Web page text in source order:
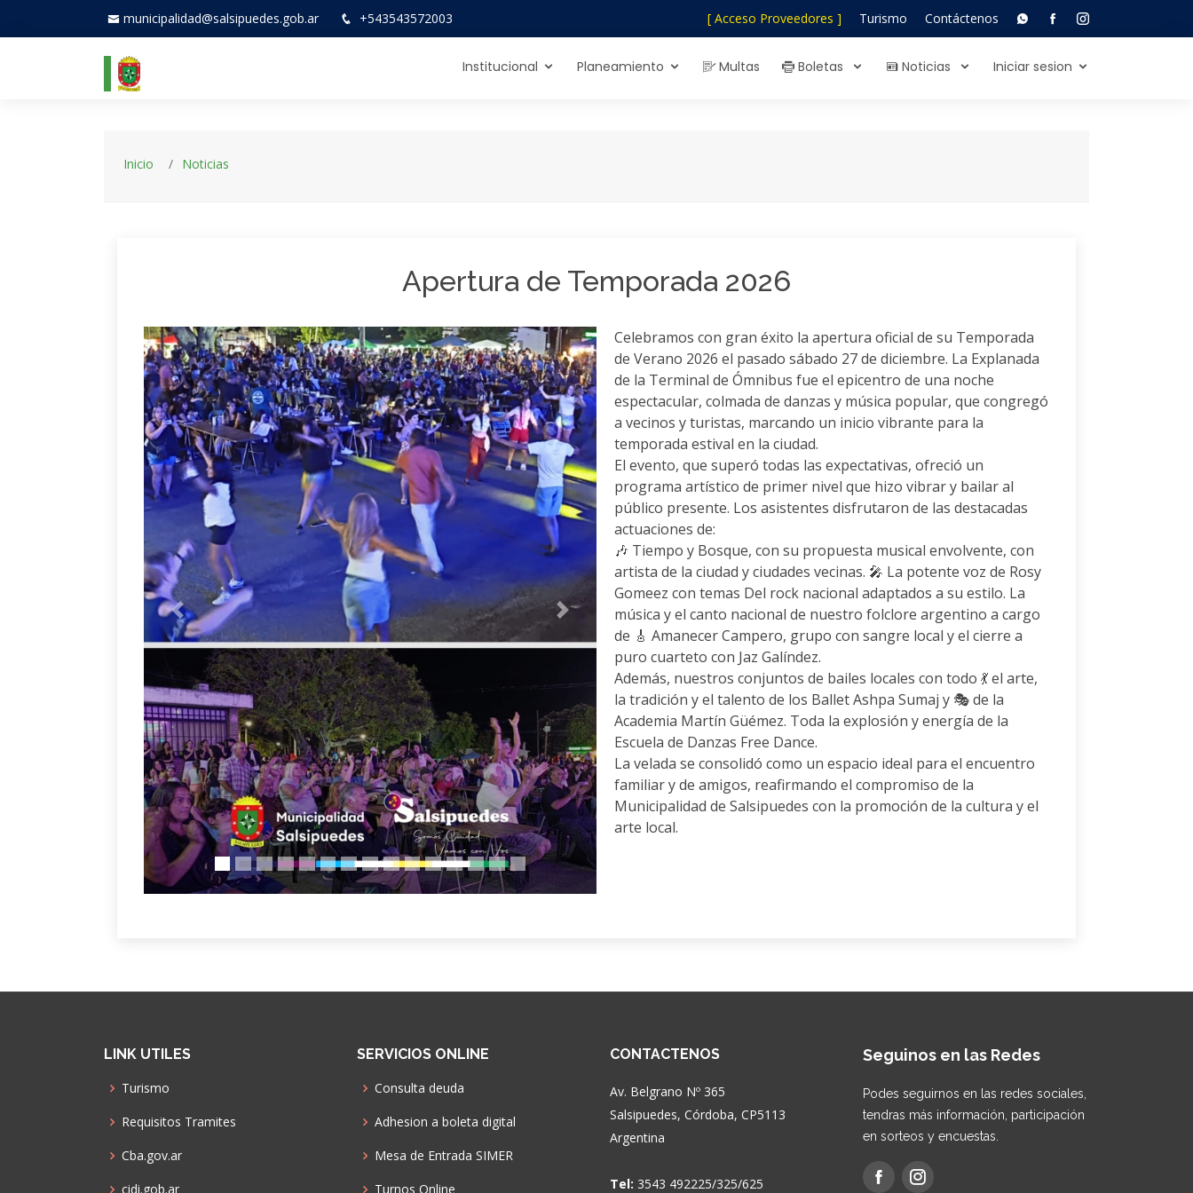
municipalidad@salsipuedes.gob.ar +543543572003 [ Acceso Proveedores ] Turismo Contáctenos
Institucional Planeamiento Multas Boletas Noticias Iniciar sesion
Inicio Noticias
Apertura de Temporada 2026
Anterior Siguiente
Celebramos con gran éxito la apertura oficial de su Temporada
de Verano 2026 el pasado sábado 27 de diciembre. La Explanada
de la Terminal de Ómnibus fue el epicentro de una noche
espectacular, colmada de danzas y música popular, que congregó
a vecinos y turistas, marcando un inicio vibrante para la
temporada estival en la ciudad.
El evento, que superó todas las expectativas, ofreció un
programa artístico de primer nivel que hizo vibrar y bailar al
público presente. Los asistentes disfrutaron de las destacadas
actuaciones de:
🎶 Tiempo y Bosque, con su propuesta musical envolvente, con
artista de la ciudad y ciudades vecinas. 🎤 La potente voz de Rosy
Gomeez con temas Del rock nacional adaptados a su estilo. La
música y el canto nacional de nuestro folclore argentino a cargo
de 🎸 Amanecer Campero, grupo con sangre local y el cierre a
puro cuarteto con Jaz Galíndez.
Además, nuestros conjuntos de bailes locales con todo 💃 el arte,
la tradición y el talento de los Ballet Ashpa Sumaj y 🎭 de la
Academia Martín Güémez. Toda la explosión y energía de la
Escuela de Danzas Free Dance.
La velada se consolidó como un espacio ideal para el encuentro
familiar y de amigos, reafirmando el compromiso de la
Municipalidad de Salsipuedes con la promoción de la cultura y el
arte local.
LINK UTILES
Turismo
Requisitos Tramites
Cba.gov.ar
cidi.gob.ar
SERVICIOS ONLINE
Consulta deuda
Adhesion a boleta digital
Mesa de Entrada SIMER
Turnos Online
CONTACTENOS
Av. Belgrano Nº 365
Salsipuedes, Córdoba, CP5113
Argentina
Tel: 3543 492225/325/625
Seguinos en las Redes
Podes seguirnos en las redes sociales,
tendras más información, participación
en sorteos y encuestas.